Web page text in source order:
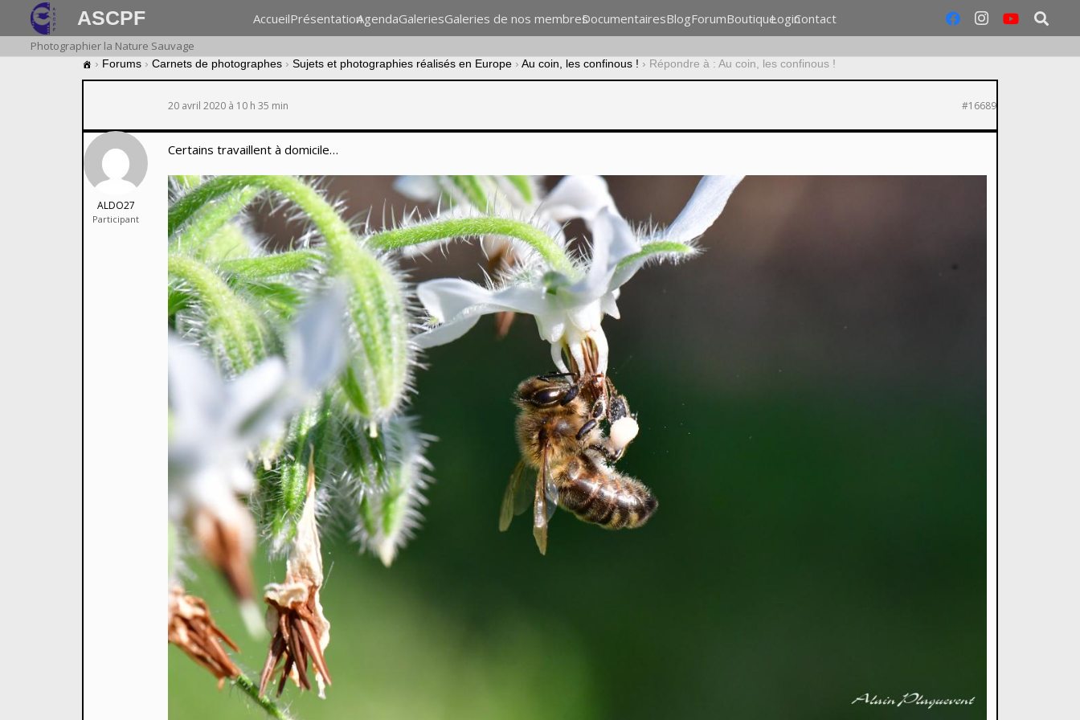
ASCPF AccueilPrésentationAgendaGaleriesGaleries de nos membresDocumentairesBlogForumBoutiqueLoginContact
Photographier la Nature Sauvage
› Forums › Carnets de photographes › Sujets et photographies réalisés en Europe › Au coin, les confinous ! › Répondre à : Au coin, les confinous !
20 avril 2020 à 10 h 35 min #16689
ALDO27
Participant
Certains travaillent à domicile…